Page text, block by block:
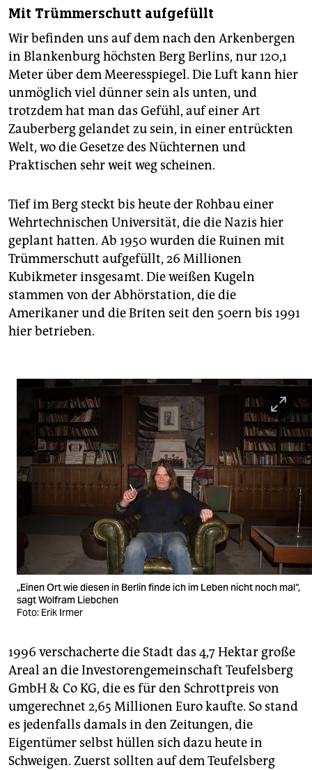
Mit Trümmerschutt aufgefüllt
Wir befinden uns auf dem nach den Arkenbergen
in Blankenburg höchsten Berg Berlins, nur 120,1
Meter über dem Meeresspiegel. Die Luft kann hier
unmöglich viel dünner sein als unten, und
trotzdem hat man das Gefühl, auf einer Art
Zauberberg gelandet zu sein, in einer entrückten
Welt, wo die Gesetze des Nüchternen und
Praktischen sehr weit weg scheinen.
Tief im Berg steckt bis heute der Rohbau einer
Wehrtechnischen Universität, die die Nazis hier
geplant hatten. Ab 1950 wurden die Ruinen mit
Trümmerschutt aufgefüllt, 26 Millionen
Kubikmeter insgesamt. Die weißen Kugeln
stammen von der Abhörstation, die die
Amerikaner und die Briten seit den 50ern bis 1991
hier betrieben.
„Einen Ort wie diesen in Berlin finde ich im Leben nicht noch mal“,
sagt Wolfram Liebchen
Foto: Erik Irmer
1996 verschacherte die Stadt das 4,7 Hektar große
Areal an die Investorengemeinschaft Teufelsberg
GmbH & Co KG, die es für den Schrottpreis von
umgerechnet 2,65 Millionen Euro kaufte. So stand
es jedenfalls damals in den Zeitungen, die
Eigentümer selbst hüllen sich dazu heute in
Schweigen. Zuerst sollten auf dem Teufelsberg